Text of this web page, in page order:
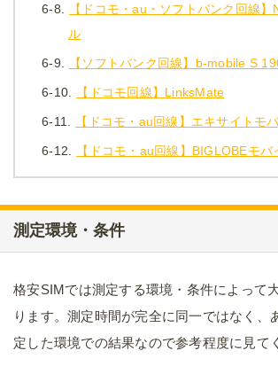
6-8.
【ドコモ・au・ソフトバンク回線】
ル
6-9. 【ソフトバンク回線】b-mobile S
6-10. 【ドコモ回線】LinksMate
6-11. 【ドコモ・au回線】エキサイトモ
6-12. 【ドコモ・au回線】BIGLOBEモバ
測定環境・条件
格安SIMでは測定する環境・条件によって
ります。測定時間が完全に同一ではなく、
定した環境での結果なので参考程度に見て